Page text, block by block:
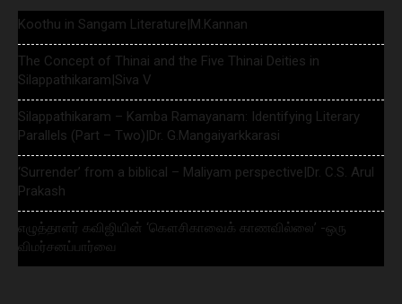
Koothu in Sangam Literature|M.Kannan
The Concept of Thinai and the Five Thinai Deities in
Silappathikaram|Siva V
Silappathikaram – Kamba Ramayanam: Identifying Literary
Parallels (Part – Two)|Dr. G.Mangaiyarkkarasi
‘Surrender’ from a biblical – Maliyam perspective|Dr. C.S. Arul
Prakash
எழுத்தாளர் கவிஜியின் ‘கௌசிகாவைக் காணவில்லை’ -ஒரு
விமர்சனப்பார்வை